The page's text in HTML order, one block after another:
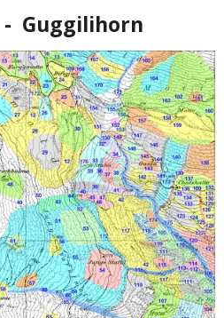
- Guggilihorn